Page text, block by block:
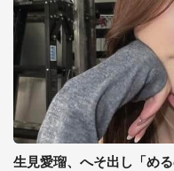
生見愛瑠、へそ出し「め